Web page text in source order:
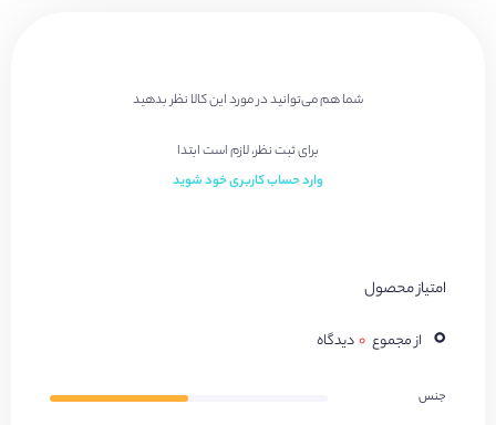
شما هم می‌توانید در مورد این کالا نظر بدهید
برای ثبت نظر، لازم است ابتدا
وارد حساب کاربری خود شوید
امتیاز محصول
۰ از مجموع ۰دیدگاه
جنس